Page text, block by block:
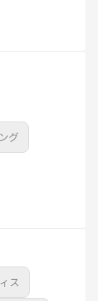
グ
ス